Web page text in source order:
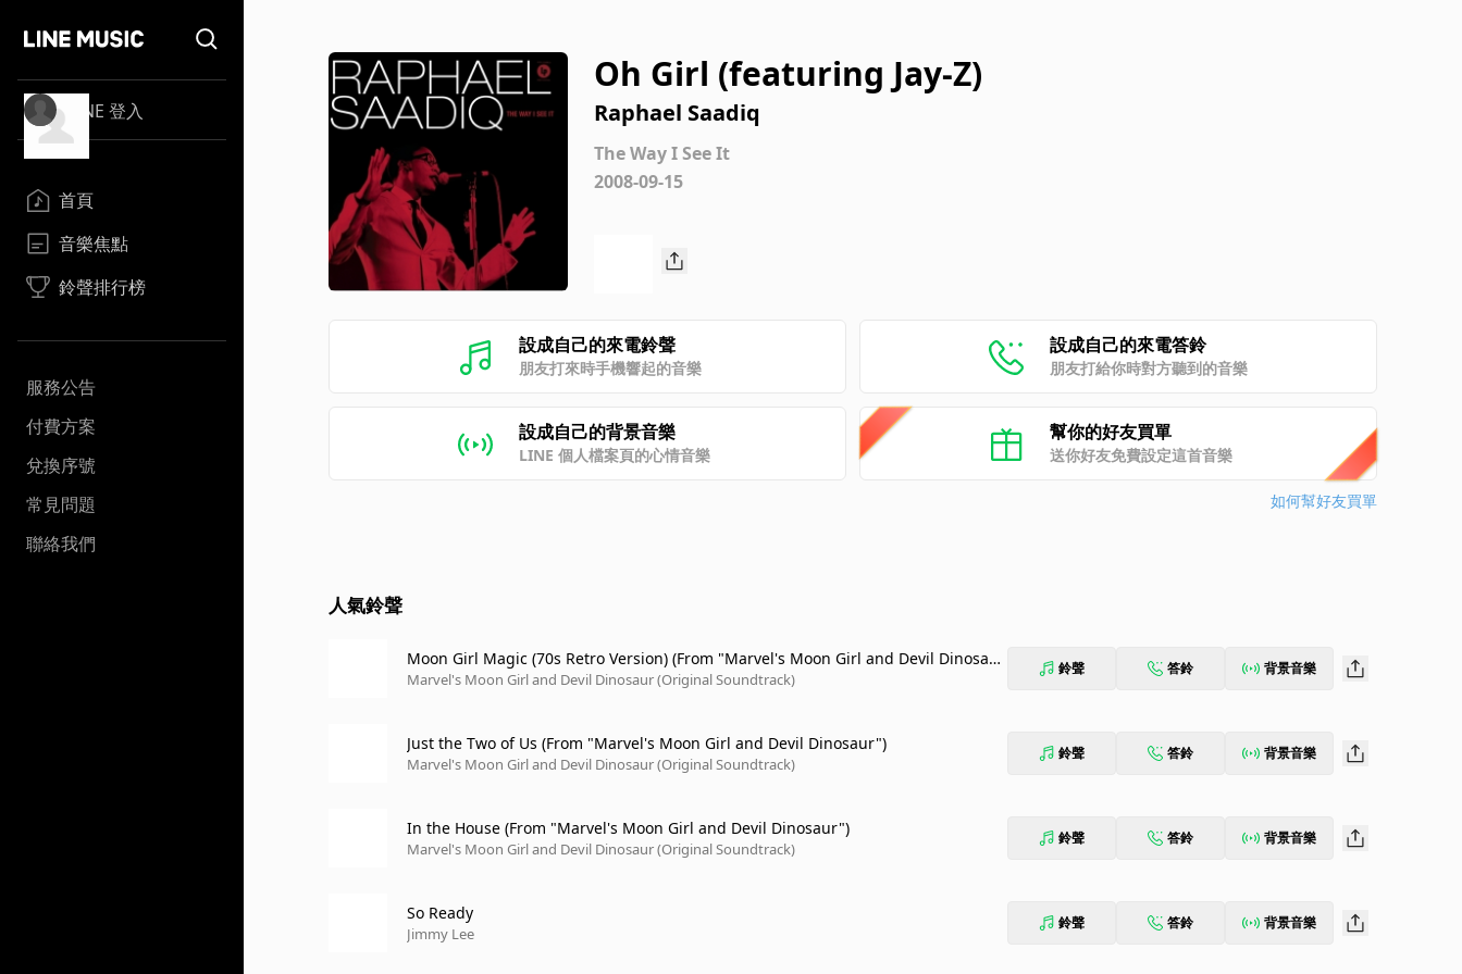
LINE 登入
首頁
音樂焦點
鈴聲排行榜
服務公告
付費方案
兌換序號
常見問題
聯絡我們
Oh Girl (featuring Jay-Z)
Raphael Saadiq
The Way I See It
2008-09-15
設成自己的來電鈴聲
朋友打來時手機響起的音樂
設成自己的來電答鈴
朋友打給你時對方聽到的音樂
設成自己的背景音樂
LINE 個人檔案頁的心情音樂
幫你的好友買單
送你好友免費設定這首音樂
如何幫好友買單
人氣鈴聲
Moon Girl Magic (70s Retro Version) (From "Marvel's Moon Girl and Devil Dinosau
r")
Marvel's Moon Girl and Devil Dinosaur (Original Soundtrack)
鈴聲 答鈴 背景音樂
Just the Two of Us (From "Marvel's Moon Girl and Devil Dinosaur")
Marvel's Moon Girl and Devil Dinosaur (Original Soundtrack)
鈴聲 答鈴 背景音樂
In the House (From "Marvel's Moon Girl and Devil Dinosaur")
Marvel's Moon Girl and Devil Dinosaur (Original Soundtrack)
鈴聲 答鈴 背景音樂
So Ready
Jimmy Lee
鈴聲 答鈴 背景音樂